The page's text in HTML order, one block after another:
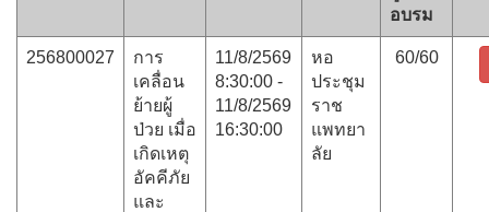
อบรม
256800027
การ
เคลื่อน
ย้ายผู้
ป่วย เมื่อ
เกิดเหตุ
อัคคีภัย
และ
11/8/2569
8:30:00 -
11/8/2569
16:30:00
หอ
ประชุม
ราช
แพทยา
ลัย
60/60